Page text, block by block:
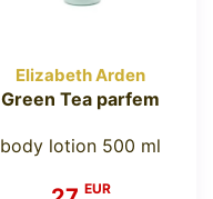
Elizabeth Arden
Green Tea parfem
body lotion 500 ml
EUR